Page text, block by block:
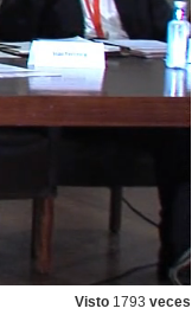
Visto 1793 veces